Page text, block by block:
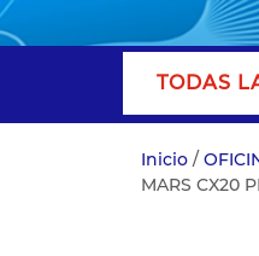
TODAS
Inicio /
MARS CX20